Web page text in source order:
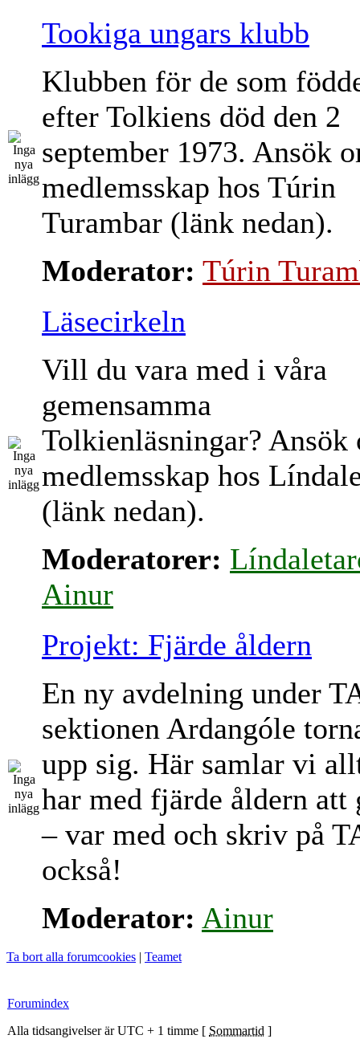
Tookiga ungars klubb
Klubben för de som
efter Tolkiens död den 2
september 1973. Ansök
medlemsskap hos Túrin
Turambar (länk nedan).
Moderator: Túrin
Läsecirkeln
Vill du vara med i våra
gemensamma
Tolkienläsningar? Ansök
medlemsskap hos
(länk nedan).
Moderatorer:
Ainur
Projekt: Fjärde åldern
En ny avdelning under
sektionen Ardangóle
upp sig. Här samlar vi
har med fjärde åldern att
– var med och skriv på
också!
Moderator: Ainur
Ta bort alla forumcookies | Teamet
Forumindex
Alla tidsangivelser är UTC + 1 timme [ Sommartid ]